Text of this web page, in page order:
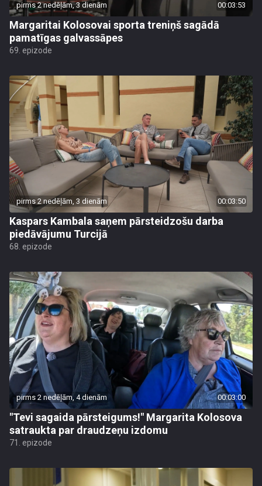
pirms 2 nedēļām, 3 dienām 00:03:53
Margaritai Kolosovai sporta treniņš sagādā
pamatīgas galvassāpes
69. epizode
pirms 2 nedēļām, 3 dienām 00:03:50
Kaspars Kambala saņem pārsteidzošu darba
piedāvājumu Turcijā
68. epizode
pirms 2 nedēļām, 4 dienām 00:03:00
"Tevi sagaida pārsteigums!" Margarita Kolosova
satraukta par draudzeņu izdomu
71. epizode